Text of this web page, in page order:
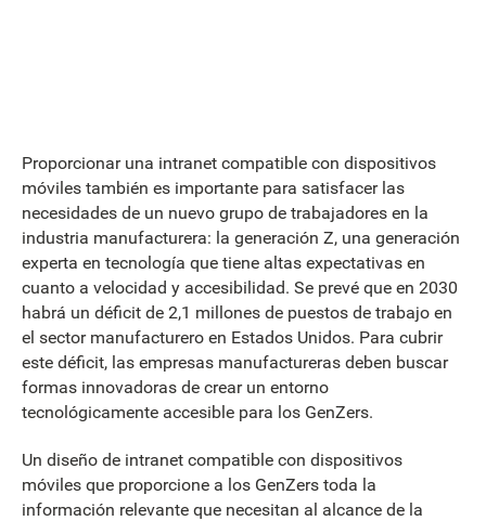
Proporcionar una intranet compatible con dispositivos
móviles también es importante para satisfacer las
necesidades de un nuevo grupo de trabajadores en la
industria manufacturera: la generación Z, una generación
experta en tecnología que tiene altas expectativas en
cuanto a velocidad y accesibilidad. Se prevé que en 2030
habrá un déficit de 2,1 millones de puestos de trabajo en
el sector manufacturero en Estados Unidos. Para cubrir
este déficit, las empresas manufactureras deben buscar
formas innovadoras de crear un entorno
tecnológicamente accesible para los GenZers.
Un diseño de intranet compatible con dispositivos
móviles que proporcione a los GenZers toda la
información relevante que necesitan al alcance de la